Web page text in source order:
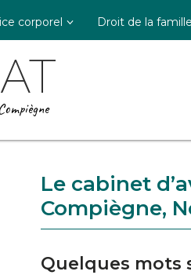
corporel Droit de la famille
Le cabinet
Compiègne,
Quelques mots